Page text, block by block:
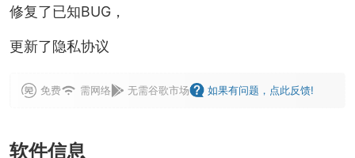
修复了已知BUG，
更新了隐私协议
免费 需网络 无需谷歌市场 如果有问题，点此反馈!
软件信息